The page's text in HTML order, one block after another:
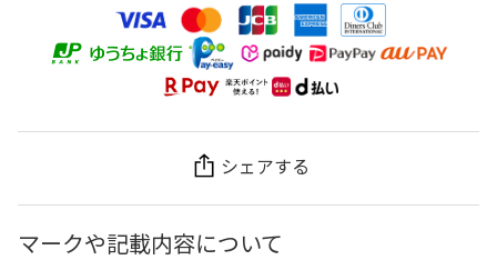
シェアする
マークや記載内容について